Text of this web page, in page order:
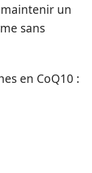
un
sans
en CoQ10 :